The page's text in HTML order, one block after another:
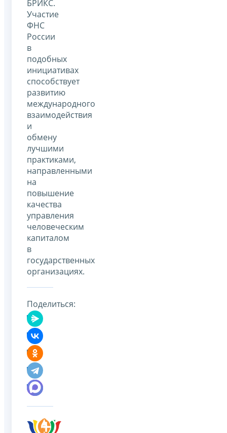
БРИКС.
Участие
ФНС
России
в
подобных
инициативах
способствует
развитию
международного
взаимодействия
и
обмену
лучшими
практиками,
направленными
на
повышение
качества
управления
человеческим
капиталом
в
государственных
организациях.
Поделиться: